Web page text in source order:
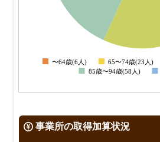
0
〜64歳(6人) 65〜74歳(23人)
85歳〜94歳(58人)
事業所の取得加算状況